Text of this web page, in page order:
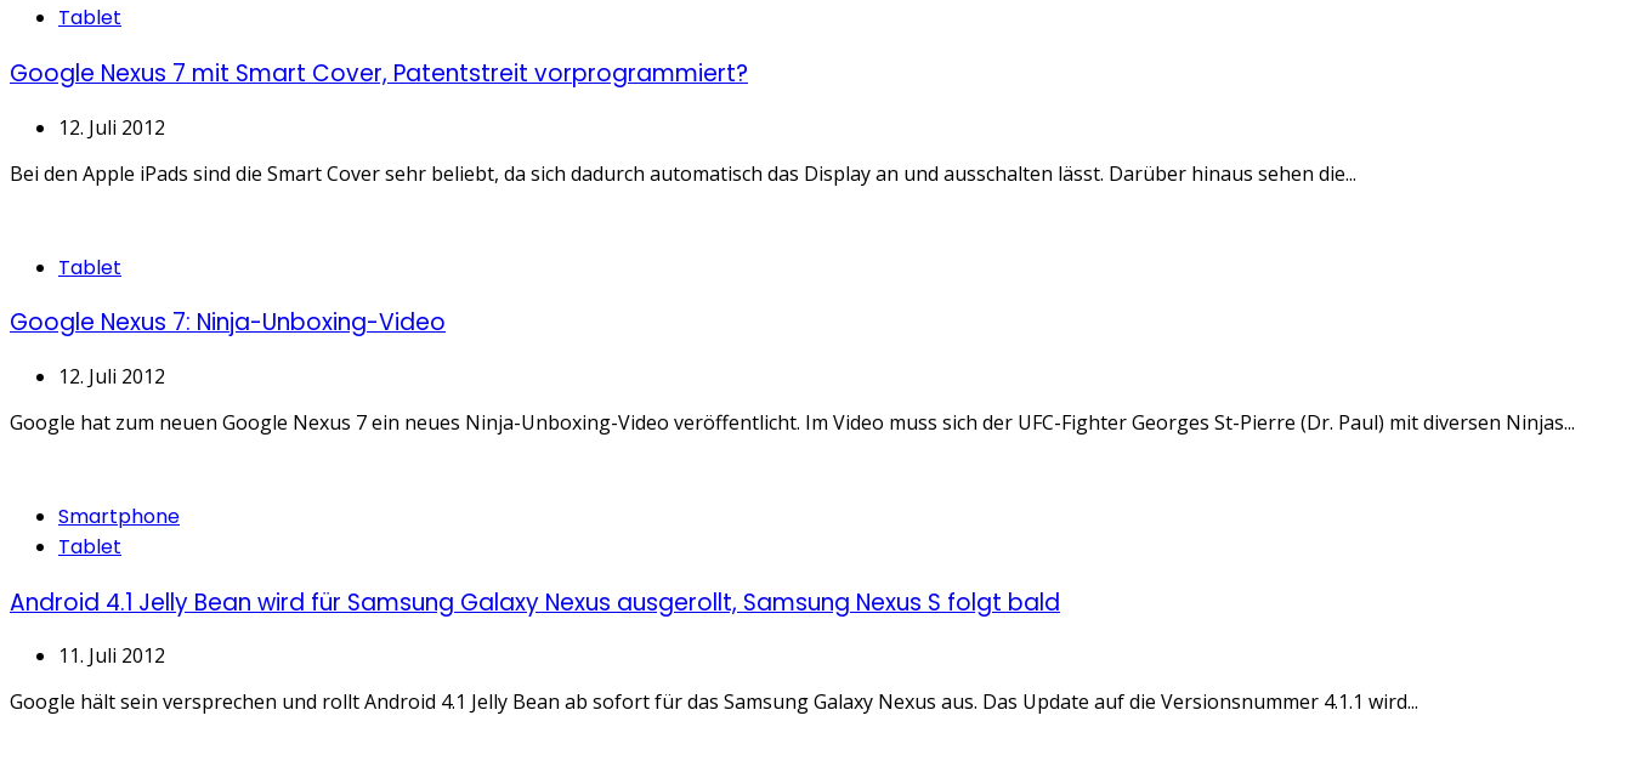
Categories
Tablet
Google Nexus 7 mit Smart Cover, Patentstreit vorprogrammiert?
12. Juli 2012
Bei den Apple iPads sind die Smart Cover sehr beliebt, da sich dadurch automatisch das Display an und ausschalten lässt. Darüber hinaus sehen die...
Categories
Tablet
Google Nexus 7: Ninja-Unboxing-Video
12. Juli 2012
Google hat zum neuen Google Nexus 7 ein neues Ninja-Unboxing-Video veröffentlicht. Im Video muss sich der UFC-Fighter Georges St-Pierre (Dr. Paul) mit diversen Ninjas...
Categories
Smartphone
Tablet
Android 4.1 Jelly Bean wird für Samsung Galaxy Nexus ausgerollt, Samsung Nexus S folgt bald
11. Juli 2012
Google hält sein versprechen und rollt Android 4.1 Jelly Bean ab sofort für das Samsung Galaxy Nexus aus. Das Update auf die Versionsnummer 4.1.1 wird...